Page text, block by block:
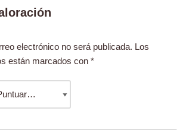
electrónico no será publicada. Los
están marcados con *